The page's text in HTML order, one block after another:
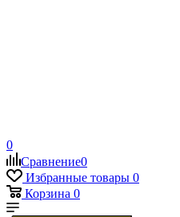
0
Сравнение0
Избранные товары 0
Корзина 0